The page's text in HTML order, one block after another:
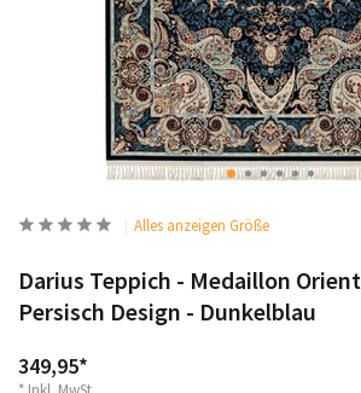
Alles anzeigen Größe
Darius Teppich - Medaillon
Persisch Design - Dunkelblau
349,95*